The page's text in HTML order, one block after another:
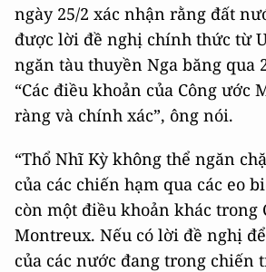
ngày 25/2 xác nhận rằng đất
được lời đề nghị chính thức từ
ngăn tàu thuyền Nga băng qua
“Các điều khoản của Công ước
ràng và chính xác”, ông nói.
“Thổ Nhĩ Kỳ không thể ngăn
của các chiến hạm qua các eo
còn một điều khoản khác trong
Montreux. Nếu có lời đề nghị
của các nước đang trong chiến